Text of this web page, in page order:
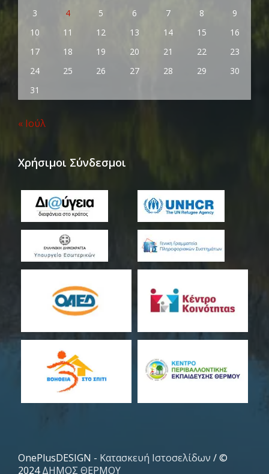
3
4 5 6 7 8
9
10
11 12 13 14 15
16
17
18 19 20 21 22
23
24
25 26 27 28 29
30
31
« Ιούλ
Χρήσιμοι Σύνδεσμοι
OnePlusDESIGN - Κατασκευή Ιστοσελίδων / ©
2024ΔΗΜΟΣ ΘΕΡΜΟΥ